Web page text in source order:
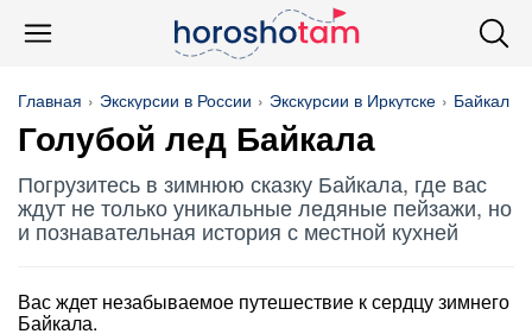
Главная Экскурсии в России Экскурсии в Иркутске Байкал
Голубой лед Байкала
Погрузитесь в зимнюю сказку Байкала, где вас
ждут не только уникальные ледяные пейзажи, но
и познавательная история с местной кухней
Вас ждет незабываемое путешествие к сердцу зимнего
Байкала.